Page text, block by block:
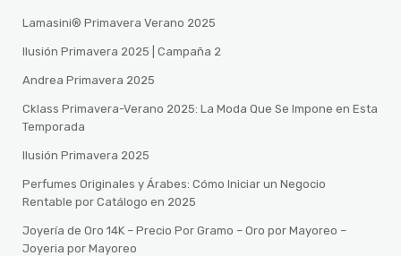
Lamasini® Primavera Verano 2025
Ilusión Primavera 2025 | Campaña 2
Andrea Primavera 2025
Cklass Primavera-Verano 2025: La Moda Que Se Impone en Esta
Temporada
Ilusión Primavera 2025
Perfumes Originales y Árabes: Cómo Iniciar un Negocio
Rentable por Catálogo en 2025
Joyería de Oro 14K – Precio Por Gramo – Oro por Mayoreo –
Joyeria por Mayoreo